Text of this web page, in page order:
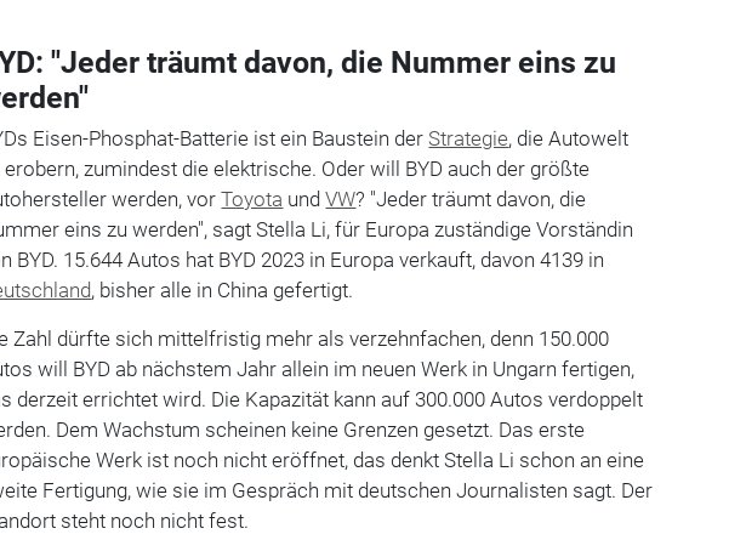
"Jeder träumt davon, die Nummer eins zu
Eisen-Phosphat-Batterie ist ein Baustein der Strategie, die Autowelt
erobern, zumindest die elektrische. Oder will BYD auch der größte
werden, vorToyota undVW? "Jeder träumt davon, die
eins zu werden", sagt Stella Li, für Europa zuständige Vorständin
BYD. 15.644 Autos hat BYD 2023 in Europa verkauft, davon 4139 in
, bisher alle in China gefertigt.
Zahl dürfte sich mittelfristig mehr als verzehnfachen, denn 150.000
will BYD ab nächstem Jahr allein im neuen Werk in Ungarn fertigen,
derzeit errichtet wird. Die Kapazität kann auf 300.000 Autos verdoppelt
Dem Wachstum scheinen keine Grenzen gesetzt. Das erste
Werk ist noch nicht eröffnet, das denkt Stella Li schon an eine
Fertigung, wie sie im Gespräch mit deutschen Journalisten sagt. Der
steht noch nicht fest.